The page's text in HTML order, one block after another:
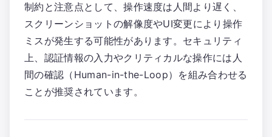
制約と注意点として、操作速度は人間より遅く、
スクリーンショットの解像度やUI変更により操作
ミスが発生する可能性があります。セキュリティ
上、認証情報の入力やクリティカルな操作には人
間の確認（Human-in-the-Loop）を組み合わせる
ことが推奨されています。